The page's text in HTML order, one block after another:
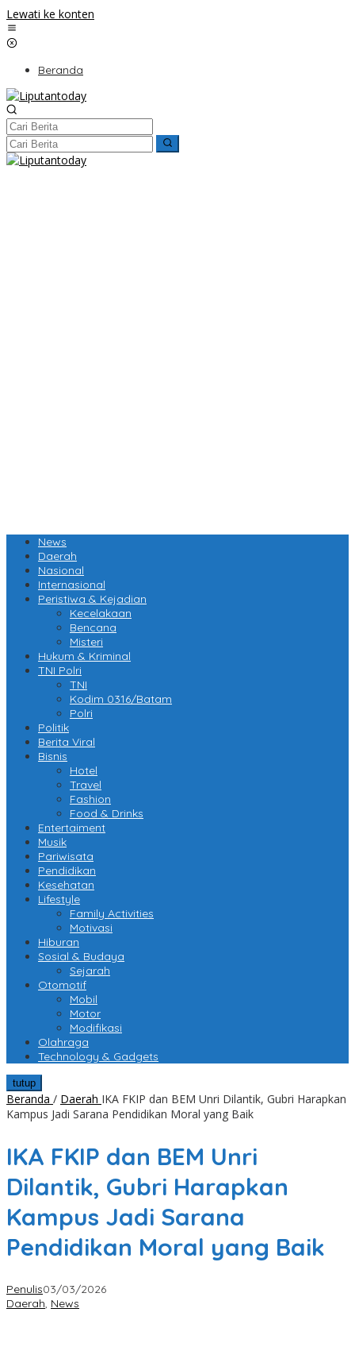
Lewati ke konten
Beranda
News
Daerah
Nasional
Internasional
Peristiwa & Kejadian
Kecelakaan
Bencana
Misteri
Hukum & Kriminal
TNI Polri
TNI
Kodim 0316/Batam
Polri
Politik
Berita Viral
Bisnis
Hotel
Travel
Fashion
Food & Drinks
Entertaiment
Musik
Pariwisata
Pendidikan
Kesehatan
Lifestyle
Family Activities
Motivasi
Hiburan
Sosial & Budaya
Sejarah
Otomotif
Mobil
Motor
Modifikasi
Olahraga
Technology & Gadgets
tutup
Beranda / Daerah IKA FKIP dan BEM Unri Dilantik, Gubri Harapkan
Kampus Jadi Sarana Pendidikan Moral yang Baik
IKA FKIP dan BEM Unri
Dilantik, Gubri Harapkan
Kampus Jadi Sarana
Pendidikan Moral yang Baik
Penulis03/03/2026
Daerah, News